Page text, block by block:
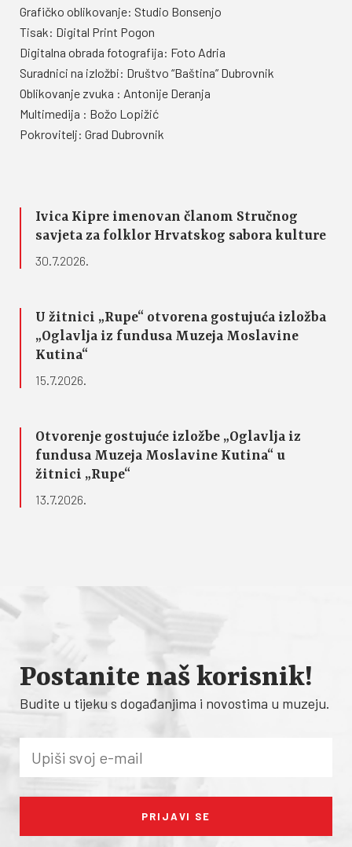
Grafičko oblikovanje: Studio Bonsenjo
Tisak: Digital Print Pogon
Digitalna obrada fotografija: Foto Adria
Suradnici na izložbi: Društvo “Baština” Dubrovnik
Oblikovanje zvuka : Antonije Deranja
Multimedija : Božo Lopižić
Pokrovitelj: Grad Dubrovnik
Ivica Kipre imenovan članom Stručnog
savjeta za folklor Hrvatskog sabora kulture
30.7.2026.
U žitnici „Rupe“ otvorena gostujuća izložba
„Oglavlja iz fundusa Muzeja Moslavine
Kutina“
15.7.2026.
Otvorenje gostujuće izložbe „Oglavlja iz
fundusa Muzeja Moslavine Kutina“ u
žitnici „Rupe“
13.7.2026.
Postanite naš korisnik!
Budite u tijeku s događanjima i novostima u muzeju.